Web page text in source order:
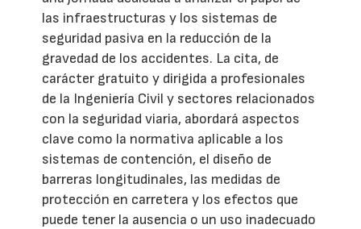
las infraestructuras y los sistemas de
seguridad pasiva en la reducción de la
gravedad de los accidentes. La cita, de
carácter gratuito y dirigida a profesionales
de la Ingeniería Civil y sectores relacionados
con la seguridad viaria, abordará aspectos
clave como la normativa aplicable a los
sistemas de contención, el diseño de
barreras longitudinales, las medidas de
protección en carretera y los efectos que
puede tener la ausencia o un uso inadecuado